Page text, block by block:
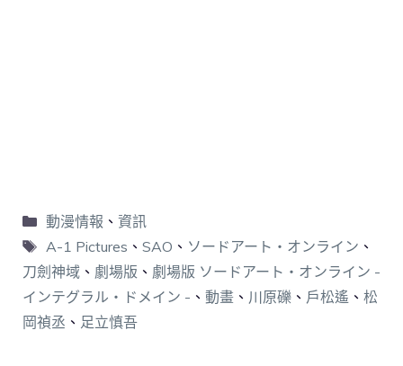
動漫情報 、 資訊
A-1 Pictures 、 SAO 、 ソードアート・オンライン 、
刀劍神域 、 劇場版 、 劇場版 ソードアート・オンライン -
インテグラル・ドメイン - 、 動畫 、 川原礫 、 戶松遙 、 松
岡禎丞 、 足立慎吾